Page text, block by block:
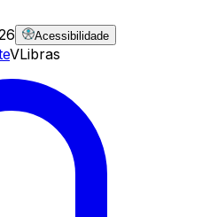
Acessibilidade
VLibras